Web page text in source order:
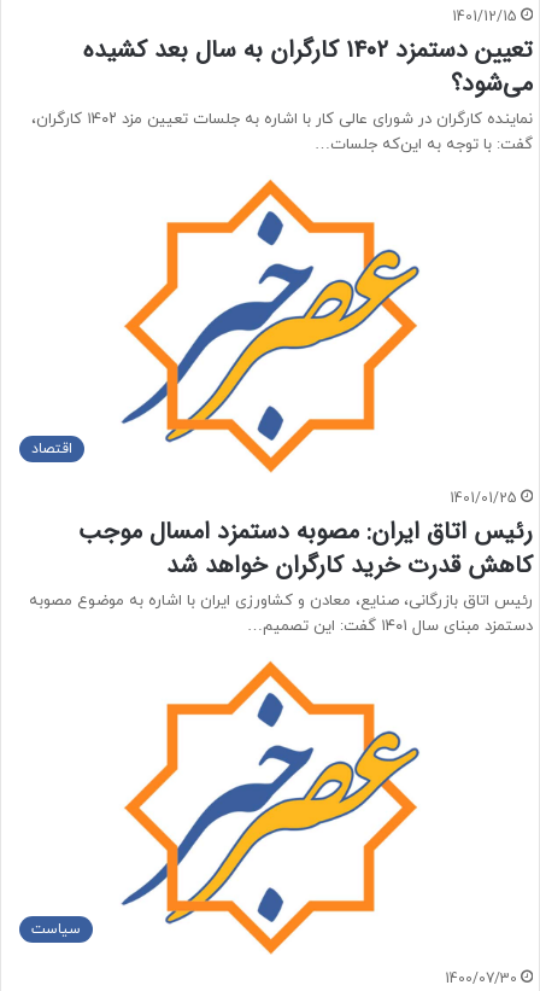
1401/12/15
تعیین دستمزد ۱۴۰۲ کارگران به سال بعد کشیده
می‌شود؟
نماینده کارگران در شورای عالی کار با اشاره به جلسات تعیین مزد ۱۴۰۲ کارگران،
گفت: با توجه به این‌که جلسات…
اقتصاد
1401/01/25
رئیس اتاق ایران: مصوبه دستمزد امسال موجب
کاهش قدرت خرید کارگران خواهد شد
رئیس اتاق بازرگانی، صنایع، معادن و کشاورزی ایران با اشاره به موضوع مصوبه
دستمزد مبنای سال ۱۴۰۱ گفت: این تصمیم…
سیاست
1400/07/30